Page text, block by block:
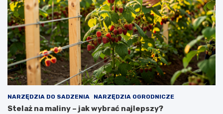
NARZĘDZIA DO SADZENIA NARZĘDZIA OGRODNICZE
Stelaż na maliny – jak wybrać najlepszy?